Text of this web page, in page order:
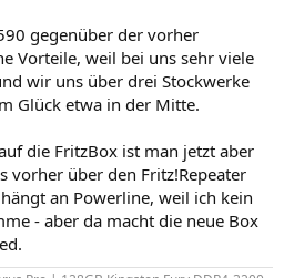
gegenüber der vorher
Vorteile, weil bei uns sehr viele
wir uns über drei Stockwerke
Glück etwa in der Mitte.
die FritzBox ist man jetzt aber
vorher über den Fritz!Repeater
an Powerline, weil ich kein
- aber da macht die neue Box